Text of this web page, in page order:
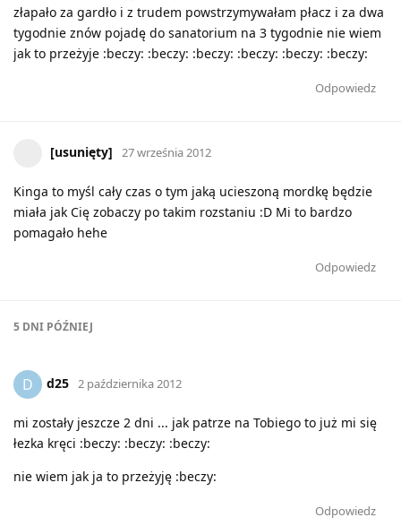
złapało za gardło i z trudem powstrzymywałam płacz i za dwa
tygodnie znów pojadę do sanatorium na 3 tygodnie nie wiem
jak to przeżyje :beczy: :beczy: :beczy: :beczy: :beczy: :beczy:
Odpowiedz
[usunięty] 27 września 2012
Kinga to myśl cały czas o tym jaką ucieszoną mordkę będzie
miała jak Cię zobaczy po takim rozstaniu :D Mi to bardzo
pomagało hehe
Odpowiedz
5 DNI PÓŹNIEJ
D d25 2 października 2012
mi zostały jeszcze 2 dni ... jak patrze na Tobiego to już mi się
łezka kręci :beczy: :beczy: :beczy:
nie wiem jak ja to przeżyję :beczy:
Odpowiedz